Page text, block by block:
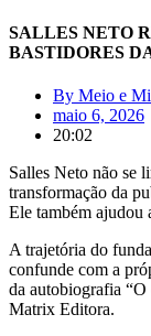
SALLES NETO
BASTIDORES
By Meio e
maio 6, 2026
20:02
Salles Neto não se
transformação da
Ele também ajudou
A trajetória do
confunde com a
da autobiografia
Matrix Editora.